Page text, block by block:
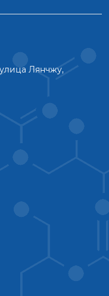
Лянчжу,